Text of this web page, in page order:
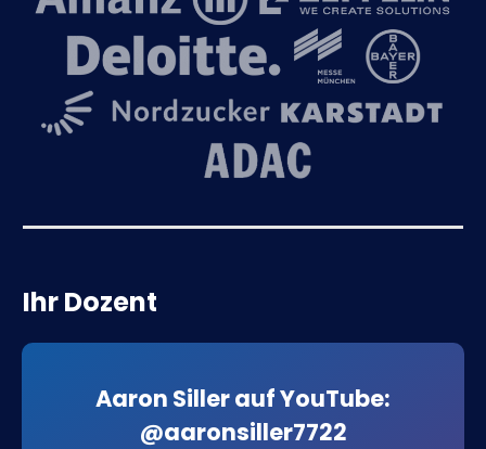
Ihr Dozent
Aaron Siller auf YouTube:
@aaronsiller7722